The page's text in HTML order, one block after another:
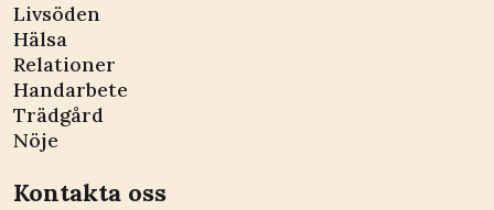
Livsöden
Hälsa
Relationer
Handarbete
Trädgård
Nöje
Kontakta oss